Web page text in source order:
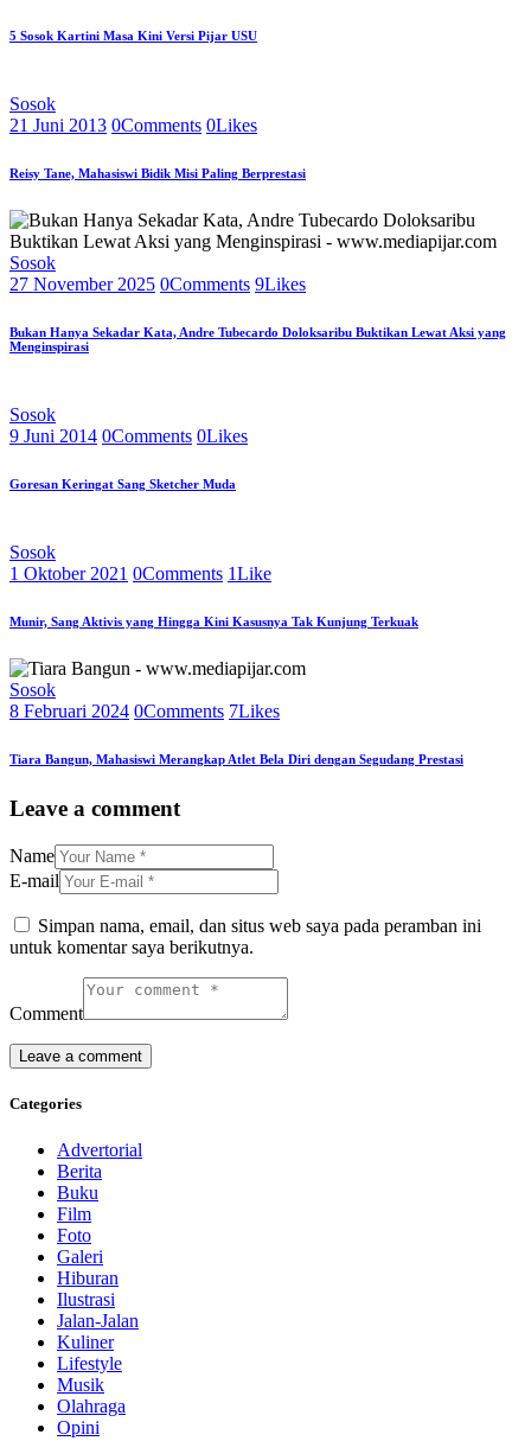
5 Sosok Kartini Masa Kini Versi Pijar USU
Sosok
21 Juni 2013 0Comments 0Likes
Reisy Tane, Mahasiswi Bidik Misi Paling Berprestasi
Sosok
27 November 2025 0Comments 9Likes
Bukan Hanya Sekadar Kata, Andre Tubecardo Doloksaribu Buktikan Lewat Aksi yang
Menginspirasi
Sosok
9 Juni 2014 0Comments 0Likes
Goresan Keringat Sang Sketcher Muda
Sosok
1 Oktober 2021 0Comments 1Like
Munir, Sang Aktivis yang Hingga Kini Kasusnya Tak Kunjung Terkuak
Sosok
8 Februari 2024 0Comments 7Likes
Tiara Bangun, Mahasiswi Merangkap Atlet Bela Diri dengan Segudang Prestasi
Leave a comment
Name
E-mail
Simpan nama, email, dan situs web saya pada peramban ini
untuk komentar saya berikutnya.
Comment
Categories
Advertorial
Berita
Buku
Film
Foto
Galeri
Hiburan
Ilustrasi
Jalan-Jalan
Kuliner
Lifestyle
Musik
Olahraga
Opini